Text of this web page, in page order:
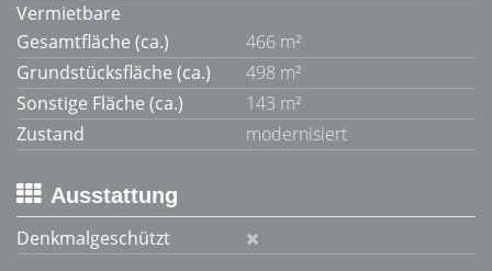
Vermietbare
Gesamtfläche (ca.)
466 m²
Grundstücksfläche (ca.)
498 m²
Sonstige Fläche (ca.)
143 m²
Zustand
modernisiert
Ausstattung
Denkmalgeschützt